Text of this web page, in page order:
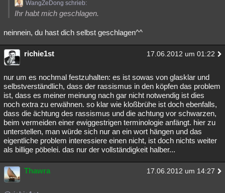
WangZeDong schrieb:
Ihr habt mich geschlagen.
neinnein, du hast dich selbst geschlagen^^
richie1st 17.06.2012 um 01:22
nur um es nochmal festzuhalten: es ist sowas von glasklar und
selbstverständlich, dass der rassismus in den köpfen das problem
ist, dass es meiner meinung nach gar nicht notwendig ist dies
noch extra zu erwähnen. so klar wie kloßbrühe ist doch ebenfalls,
dass die ächtung des rassismus und die achtung vor schwarzen,
beim vermeiden einer ewiggestrigen terminologie anfängt. hier zu
unterstellen, man würde sich nur an ein wort hängen und das
eigentliche problem interessiere einen nicht, ist doch nichts weiter
als billige pöbelei. das nur der vollständigkeit halber...
Thawra 17.06.2012 um 14:27